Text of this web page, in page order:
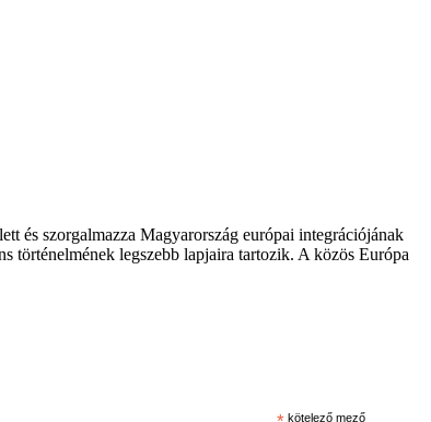
és szorgalmazza Magyarország európai integrációjának
történelmének legszebb lapjaira tartozik. A közös Európa
kötelező mező